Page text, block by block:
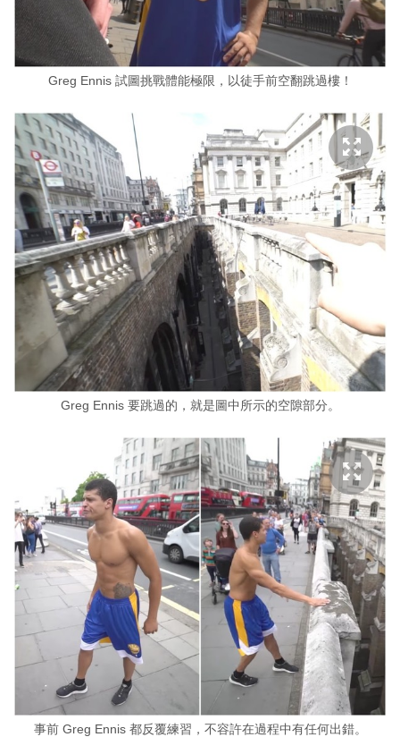
Greg Ennis 試圖挑戰體能極限，以徒手前空翻跳過樓！
Greg Ennis 要跳過的，就是圖中所示的空隙部分。
事前 Greg Ennis 都反覆練習，不容許在過程中有任何出錯。